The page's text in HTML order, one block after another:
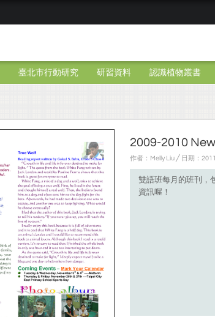
臺北市行動研究 研習資料 認識植物叢書
2009-2010
作者：Melly Liu ╱ 日期：
雙語班每月的班刊，
資訊喔！